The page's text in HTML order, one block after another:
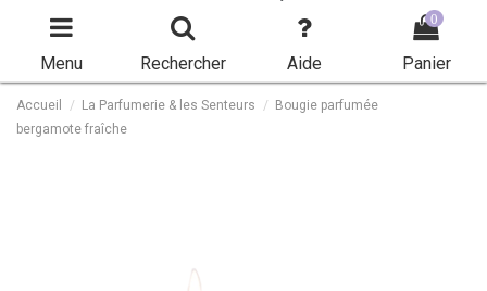
Menu Rechercher Aide
0
Panier
Accueil La Parfumerie & les Senteurs
Bougie parfumée
bergamote fraîche